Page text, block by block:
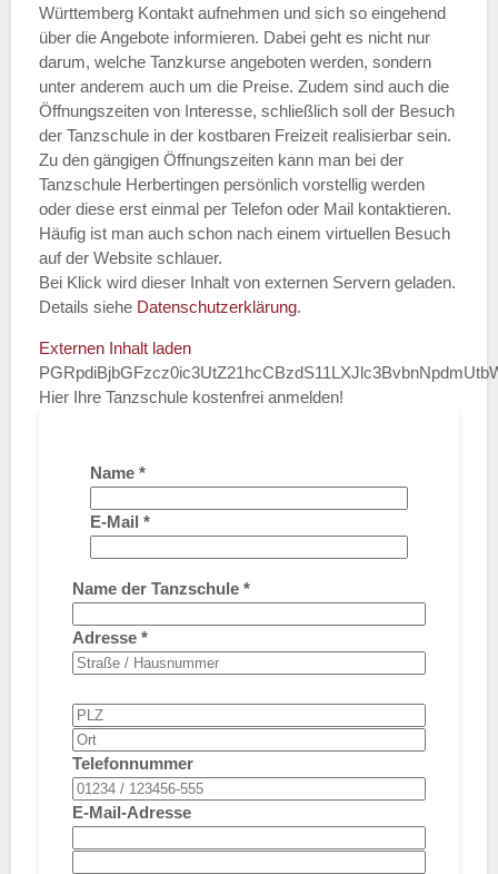
Württemberg Kontakt aufnehmen und sich so eingehend
über die Angebote informieren. Dabei geht es nicht nur
darum, welche Tanzkurse angeboten werden, sondern
unter anderem auch um die Preise. Zudem sind auch die
Öffnungszeiten von Interesse, schließlich soll der Besuch
der Tanzschule in der kostbaren Freizeit realisierbar sein.
Zu den gängigen Öffnungszeiten kann man bei der
Tanzschule Herbertingen persönlich vorstellig werden
oder diese erst einmal per Telefon oder Mail kontaktieren.
Häufig ist man auch schon nach einem virtuellen Besuch
auf der Website schlauer.
Bei Klick wird dieser Inhalt von externen Servern geladen.
Details siehe Datenschutzerklärung.
Externen Inhalt laden
Hier Ihre Tanzschule kostenfrei anmelden!
Name *
E-Mail *
Name der Tanzschule *
Adresse *
Telefonnummer
E-Mail-Adresse